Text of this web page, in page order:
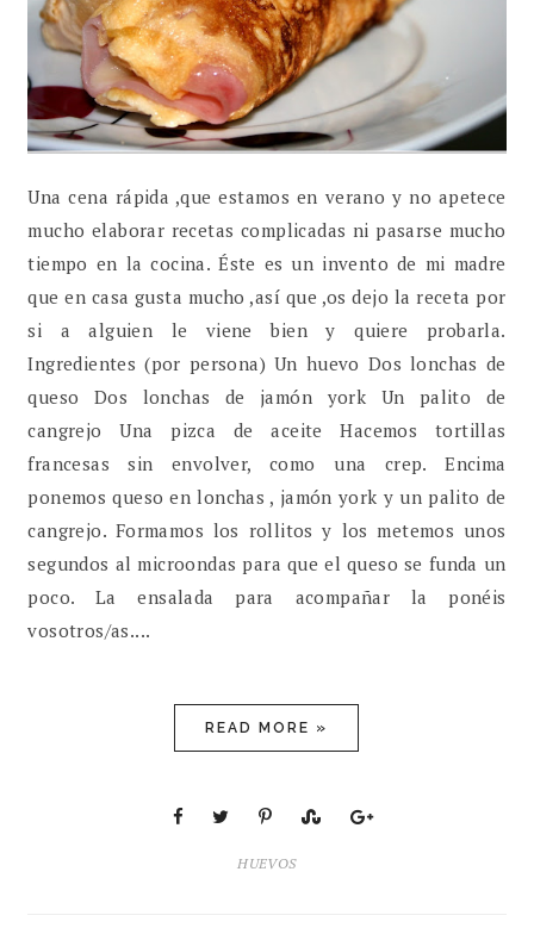
Una cena rápida ,que estamos en verano y no apetece
mucho elaborar recetas complicadas ni pasarse mucho
tiempo en la cocina. Éste es un invento de mi madre
que en casa gusta mucho ,así que ,os dejo la receta por
si a alguien le viene bien y quiere probarla.
Ingredientes (por persona) Un huevo Dos lonchas de
queso Dos lonchas de jamón york Un palito de
cangrejo Una pizca de aceite Hacemos tortillas
francesas sin envolver, como una crep. Encima
ponemos queso en lonchas , jamón york y un palito de
cangrejo. Formamos los rollitos y los metemos unos
segundos al microondas para que el queso se funda un
poco. La ensalada para acompañar la ponéis
vosotros/as....
READ MORE »
HUEVOS